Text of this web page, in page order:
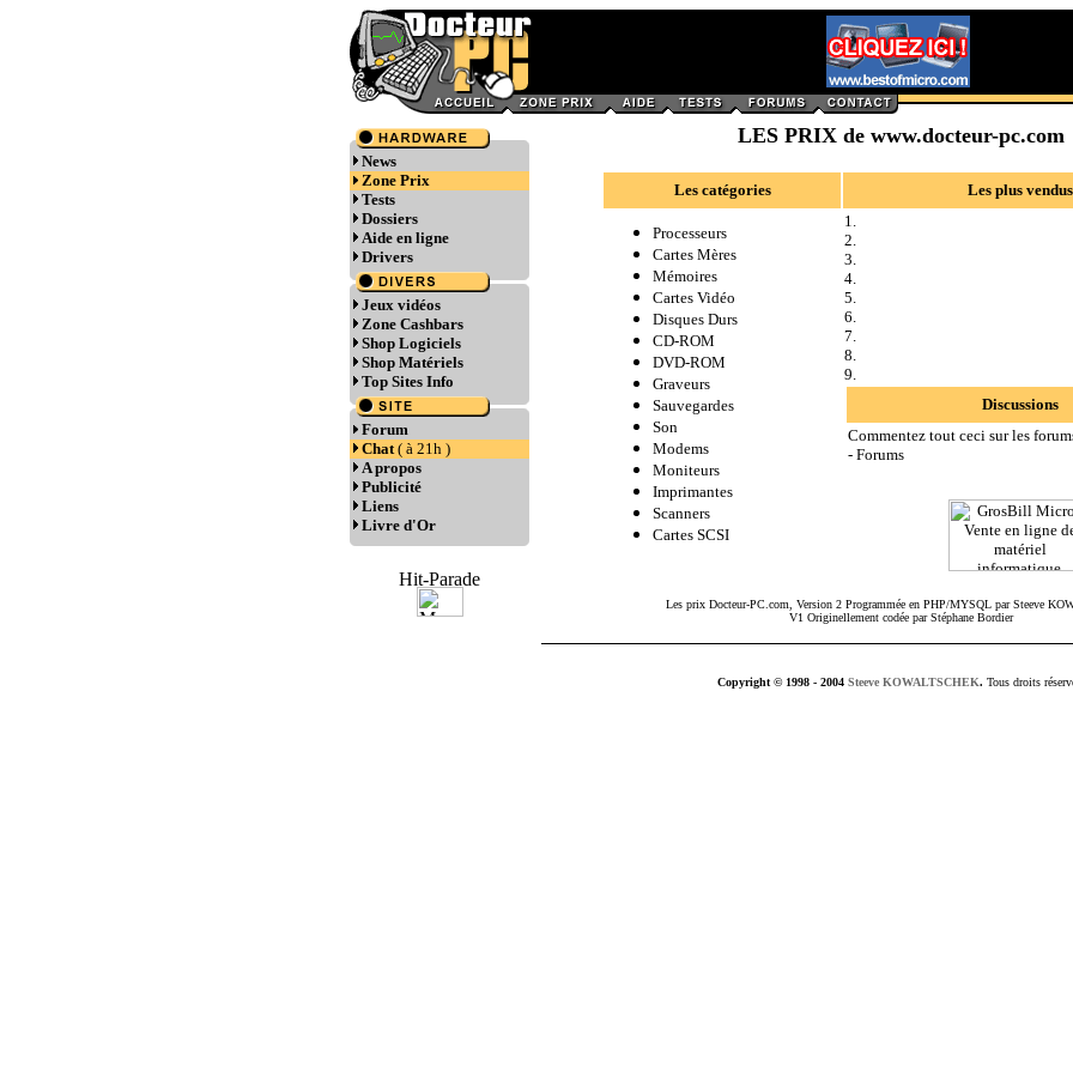
News
Zone Prix
Tests
Dossiers
Aide en ligne
Drivers
Jeux vidéos
Zone Cashbars
Shop Logiciels
Shop Matériels
Top Sites Info
Forum
Chat( à 21h )
A propos
Publicité
Liens
Livre d'Or
LES PRIX de www.docteur-pc.com
Les catégories Les plus vendus
Processeurs
Cartes Mères
Mémoires
Cartes Vidéo
Disques Durs
CD-ROM
DVD-ROM
Graveurs
Sauvegardes
Son
Modems
Moniteurs
Imprimantes
Scanners
Cartes SCSI
1.
2.
3.
4.
5.
6.
7.
8.
9.
Discussions
Commentez tout ceci sur les
- Forums
Les prix Docteur-PC.com , Version 2 Programmée en PHP/MYSQL par Steeve
V1 Originellement codée par Stéphane Bordier
Copyright © 1998 - 2004 Steeve KOWALTSCHEK. Tous droits